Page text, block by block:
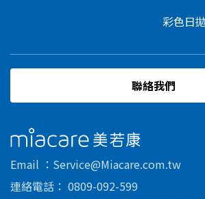
彩色日拋
美若康
Email
Service@Miacare.com.tw
連絡電話
0809-092-599
聯絡我們